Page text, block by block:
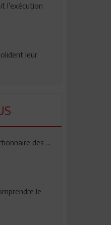
l’exécution
leur
des ...
le